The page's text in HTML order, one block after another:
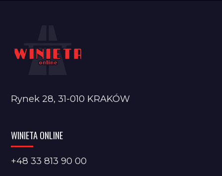
Rynek 28, 31-010 KRAKÓW
WINIETA ONLINE
+48 33 813 90 00